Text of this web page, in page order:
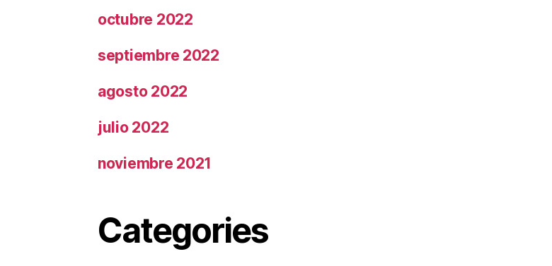
octubre 2022
septiembre 2022
agosto 2022
julio 2022
noviembre 2021
Categories